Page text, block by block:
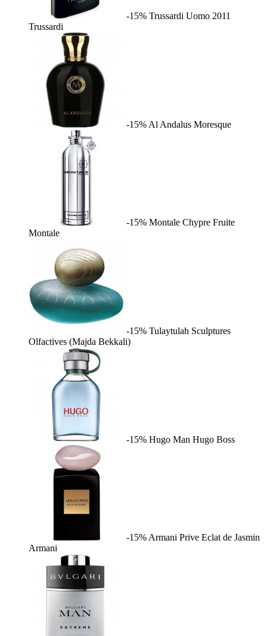
-15% Trussardi Uomo 2011
Trussardi
-15% Al Andalus Moresque
-15% Montale Chypre Fruite
Montale
-15% Tulaytulah Sculptures
Olfactives (Majda Bekkali)
-15% Hugo Man Hugo Boss
-15% Armani Prive Eclat de Jasmin
Armani